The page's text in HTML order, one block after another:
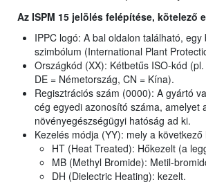
Az ISPM 15 jelölés felépítése, kötelező
IPPC logó: A bal oldalon található,
szimbólum (International Plant
Országkód (XX): Kétbetűs ISO-kód
DE = Németország, CN = Kína).
Regisztrációs szám (0000): A gyártó
cég egyedi azonosító száma, amelyet
növényegészségügyi hatóság ad ki.
Kezelés módja (YY): mely a következő
HT (Heat Treated): Hőkezelt (a
MB (Methyl Bromide): Metil-
DH (Dielectric Heating): kezelt.